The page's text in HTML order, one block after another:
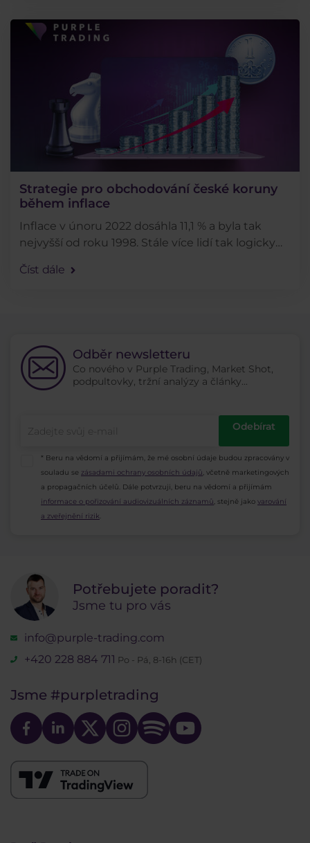
Strategie pro obchodování české koruny
během inflace
Inflace v únoru 2022 dosáhla 11,1 % a byla tak
nejvyšší od roku 1998. Stále více lidí tak logicky
si proto ukážeme strategii na obchodování . . .
Číst dále
Odběr newsletteru
Co nového v Purple Trading, Market Shot,
podpultovky, tržní analýzy a články...
Odebírat
* Beru na vědomí a přijímám, že mé osobní údaje budou zpracovány v
souladu se zásadami ochrany osobních údajů, včetně marketingových
a propagačních účelů. Dále potvrzuji, beru na vědomí a přijímám
informace o pořizování audiovizuálních záznamů, stejně jako varování
a zveřejnění rizik.
Potřebujete poradit?
Jsme tu pro vás
info@purple-trading.com
+420 228 884 711 Po - Pá, 8-16h (CET)
Jsme #purpletrading